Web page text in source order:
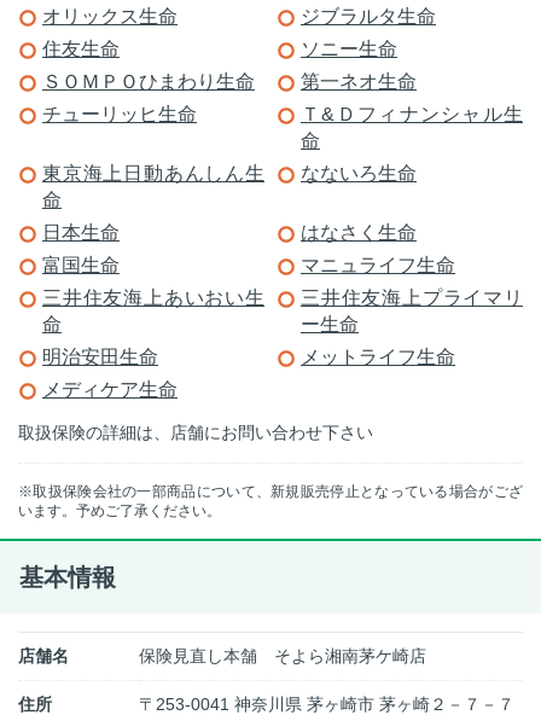
オリックス生命
ジブラルタ生命
住友生命
ソニー生命
ＳＯＭＰＯひまわり生命
第一ネオ生命
チューリッヒ生命
Ｔ&Ｄフィナンシャル生
命
東京海上日動あんしん生
命
なないろ生命
日本生命
はなさく生命
富国生命
マニュライフ生命
三井住友海上あいおい生
命
三井住友海上プライマリ
ー生命
明治安田生命
メットライフ生命
メディケア生命
取扱保険の詳細は、店舗にお問い合わせ下さい
※取扱保険会社の一部商品について、新規販売停止となっている場合がござ
います。予めご了承ください。
基本情報
店舗名 保険見直し本舗 そよら湘南茅ケ崎店
住所
〒253-0041 神奈川県 茅ヶ崎市 茅ヶ崎２－７－７